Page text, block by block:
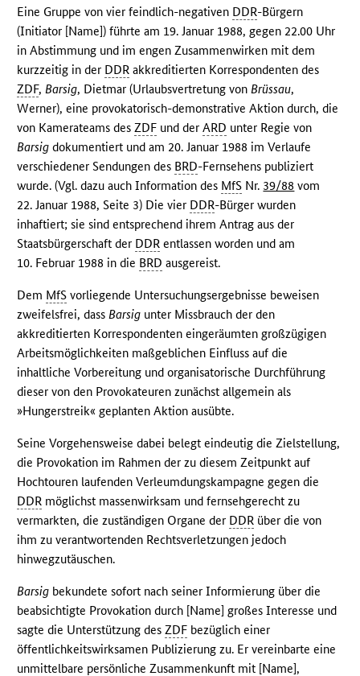
Eine Gruppe von vier feindlich-negativen DDR-Bürgern
(Initiator [Name]) führte am 19. Januar 1988, gegen 22.00 Uhr
in Abstimmung und im engen Zusammenwirken mit dem
kurzzeitig in der DDR akkreditierten Korrespondenten des
ZDF,Barsig, Dietmar (Urlaubsvertretung vonBrüssau,
Werner), eine provokatorisch-demonstrative Aktion durch, die
von Kamerateams desZDF und derARD unter Regie von
Barsig dokumentiert und am 20. Januar 1988 im Verlaufe
verschiedener Sendungen des BRD-Fernsehens publiziert
wurde. (Vgl. dazu auch Information des MfS Nr. 39/88 vom
22. Januar 1988, Seite 3) Die vier DDR-Bürger wurden
inhaftiert; sie sind entsprechend ihrem Antrag aus der
Staatsbürgerschaft der DDR entlassen worden und am
10. Februar 1988 in die BRD ausgereist.
Dem MfS vorliegende Untersuchungsergebnisse beweisen
zweifelsfrei, dassBarsig unter Missbrauch der den
akkreditierten Korrespondenten eingeräumten großzügigen
Arbeitsmöglichkeiten maßgeblichen Einfluss auf die
inhaltliche Vorbereitung und organisatorische Durchführung
dieser von den Provokateuren zunächst allgemein als
»Hungerstreik« geplanten Aktion ausübte.
Seine Vorgehensweise dabei belegt eindeutig die Zielstellung,
die Provokation im Rahmen der zu diesem Zeitpunkt auf
Hochtouren laufenden Verleumdungskampagne gegen die
DDR möglichst massenwirksam und fernsehgerecht zu
vermarkten, die zuständigen Organe der DDR über die von
ihm zu verantwortenden Rechtsverletzungen jedoch
hinwegzutäuschen.
Barsig bekundete sofort nach seiner Informierung über die
beabsichtigte Provokation durch [Name] großes Interesse und
sagte die Unterstützung desZDF bezüglich einer
öffentlichkeitswirksamen Publizierung zu. Er vereinbarte eine
unmittelbare persönliche Zusammenkunft mit [Name],